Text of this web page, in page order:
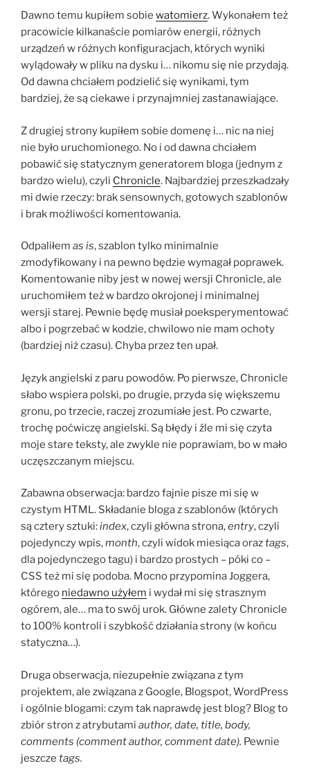
Dawno temu kupiłem sobie watomierz. Wykonałem też
pracowicie kilkanaście pomiarów energii, różnych
urządzeń w różnych konfiguracjach, których wyniki
wylądowały w pliku na dysku i… nikomu się nie przydają.
Od dawna chciałem podzielić się wynikami, tym
bardziej, że są ciekawe i przynajmniej zastanawiające.
Z drugiej strony kupiłem sobie domenę i… nic na niej
nie było uruchomionego. No i od dawna chciałem
pobawić się statycznym generatorem bloga (jednym z
bardzo wielu), czyli Chronicle. Najbardziej przeszkadzały
mi dwie rzeczy: brak sensownych, gotowych szablonów
i brak możliwości komentowania.
Odpaliłem as is, szablon tylko minimalnie
zmodyfikowany i na pewno będzie wymagał poprawek.
Komentowanie niby jest w nowej wersji Chronicle, ale
uruchomiłem też w bardzo okrojonej i minimalnej
wersji starej. Pewnie będę musiał poeksperymentować
albo i pogrzebać w kodzie, chwilowo nie mam ochoty
(bardziej niż czasu). Chyba przez ten upał.
Język angielski z paru powodów. Po pierwsze, Chronicle
słabo wspiera polski, po drugie, przyda się większemu
gronu, po trzecie, raczej zrozumiałe jest. Po czwarte,
trochę poćwiczę angielski. Są błędy i źle mi się czyta
moje stare teksty, ale zwykle nie poprawiam, bo w mało
uczęszczanym miejscu.
Zabawna obserwacja: bardzo fajnie pisze mi się w
czystym HTML. Składanie bloga z szablonów (których
są cztery sztuki:index, czyli główna strona,entry, czyli
pojedynczy wpis,month, czyli widok miesiąca oraztags,
dla pojedynczego tagu) i bardzo prostych – póki co –
CSS też mi się podoba. Mocno przypomina Joggera,
którego niedawno użyłem i wydał mi się strasznym
ogórem, ale… ma to swój urok. Główne zalety Chronicle
to 100% kontroli i szybkość działania strony (w końcu
statyczna…).
Druga obserwacja, niezupełnie związana z tym
projektem, ale związana z Google, Blogspot, WordPress
i ogólnie blogami: czym tak naprawdę jest blog? Blog to
zbiór stron z atrybutami author, date, title, body,
comments (comment author, comment date). Pewnie
jeszcze tags.